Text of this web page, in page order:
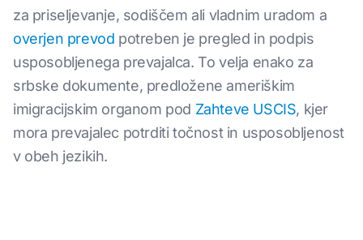
za priseljevanje, sodiščem ali vladnim uradom a
overjen prevod potreben je pregled in podpis
usposobljenega prevajalca. To velja enako za
srbske dokumente, predložene ameriškim
imigracijskim organom pod Zahteve USCIS, kjer
mora prevajalec potrditi točnost in usposobljenost
v obeh jezikih.